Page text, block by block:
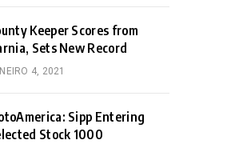
Keeper Scores from
Sets New Record
4, 2021
Sipp Entering
Stock 1000